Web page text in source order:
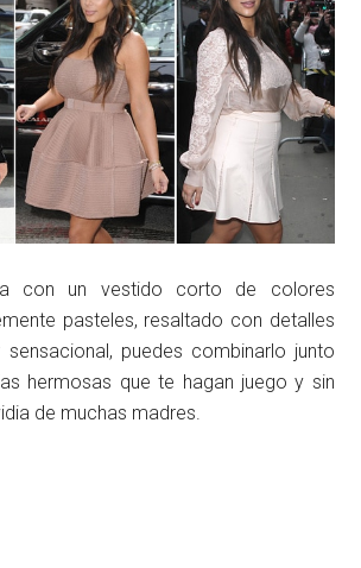
con un vestido corto de colores
pasteles, resaltado con detalles
puedes combinarlo junto
hermosas que te hagan juego y sin
de muchas madres.